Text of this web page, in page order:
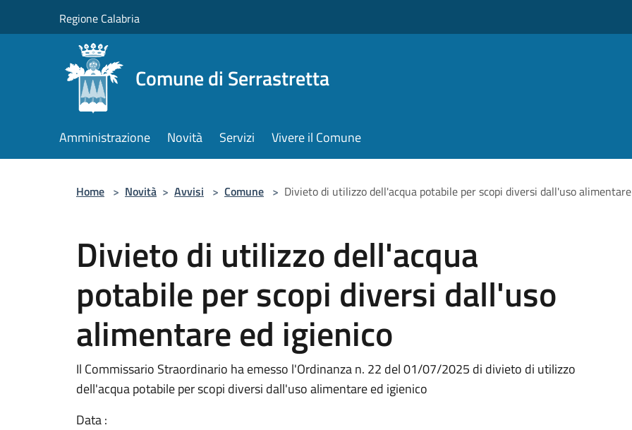
Regione Calabria
Comune di Serrastretta
Amministrazione Novità Servizi Vivere il Comune
Home > Novità > Avvisi > Comune > Divieto di utilizzo dell'acqua potabile per scopi diversi dall'uso
Divieto di utilizzo dell'acqua
potabile per scopi diversi dall'uso
alimentare ed igienico
Il Commissario Straordinario ha emesso l'Ordinanza n. 22 del 01/07/2025 di divieto di utilizzo
dell'acqua potabile per scopi diversi dall'uso alimentare ed igienico
Data :